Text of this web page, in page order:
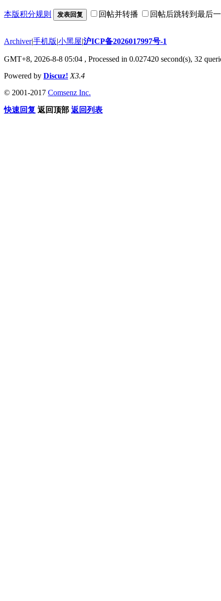
本版积分规则 发表回复 回帖并转播 回帖后跳转到最后
Archiver|手机版|小黑屋|沪ICP备2026017997号-1
GMT+8, 2026-8-8 05:04 , Processed in 0.027420 second(s), 32
Powered by Discuz! X3.4
© 2001-2017 Comsenz Inc.
快速回复 返回顶部 返回列表